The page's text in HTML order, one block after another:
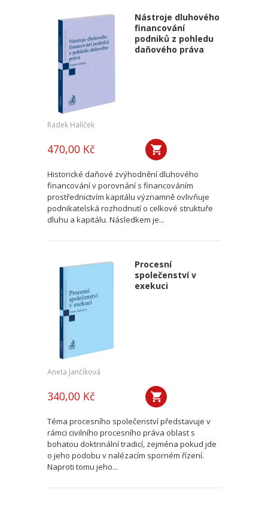
Nástroje dluhového
financování
podniků z pohledu
daňového práva
Radek Halíček
470,00 Kč
Historické daňové zvýhodnění dluhového
financování v porovnání s financováním
prostřednictvím kapitálu významně ovlivňuje
podnikatelská rozhodnutí o celkové struktuře
dluhu a kapitálu. Následkem je...
Procesní
společenství v
exekuci
Aneta Jančíková
340,00 Kč
Téma procesního společenství představuje v
rámci civilního procesního práva oblast s
bohatou doktrinální tradicí, zejména pokud jde
o jeho podobu v nalézacím sporném řízení.
Naproti tomu jeho...